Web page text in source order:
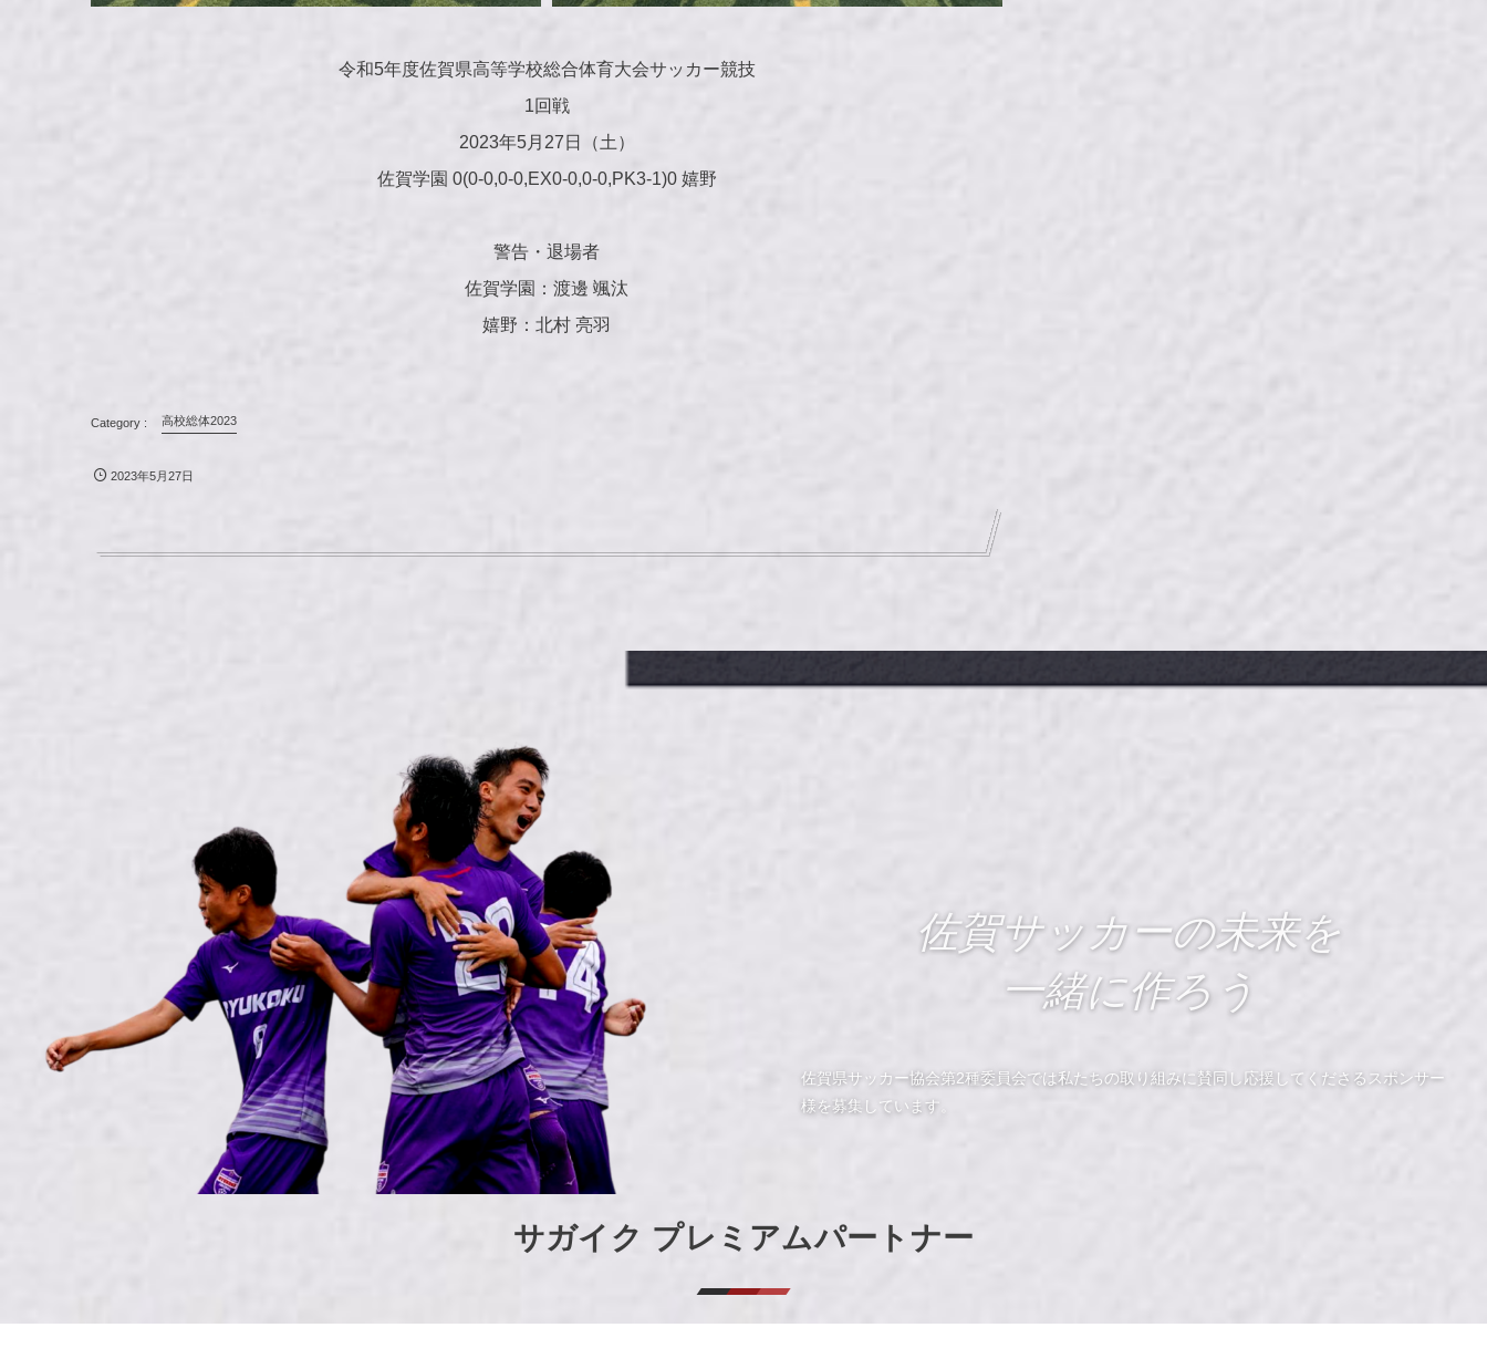
令和5年度佐賀県高等学校総合体育大会サッカー競技
1回戦
2023年5月27日（土）
佐賀学園 0(0-0,0-0,EX0-0,0-0,PK3-1)0 嬉野
警告・退場者
佐賀学園：渡邊 颯汰
嬉野：北村 亮羽
高校総体2023
2023年5月27日
佐賀サッカーの未来を
一緒に作ろう
佐賀県サッカー協会第2種委員会では私たちの取り組みに賛同し応援してくださるスポンサー
様を募集しています。
サガイク プレミアムパートナー